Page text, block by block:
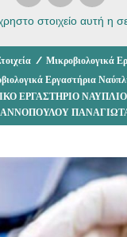
στοιχείο αυτή η
/ Μικροβιολογικά
Εργαστήρια
ΕΡΓΑΣΤΗΡΙΟ